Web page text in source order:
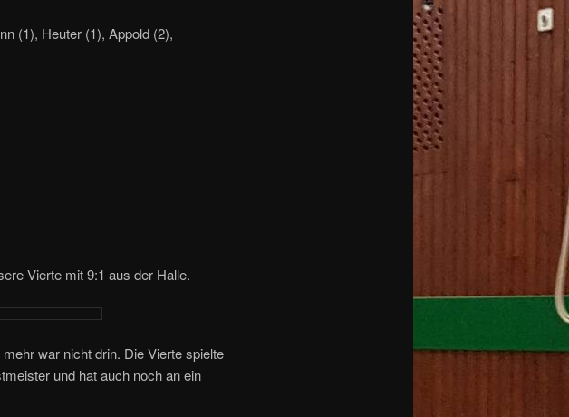
(1), Heuter (1), Appold (2),
Vierte mit 9:1 aus der Halle.
war nicht drin. Die Vierte spielte
und hat auch noch an ein